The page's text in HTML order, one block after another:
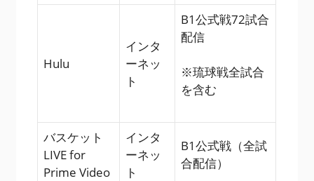
Hulu
インタ
ーネッ
ト
B1公式戦72試合
配信
※琉球戦全試合
を含む
バスケット
LIVE for
Prime Video
インタ
ーネッ
ト
B1公式戦（全試
合配信）